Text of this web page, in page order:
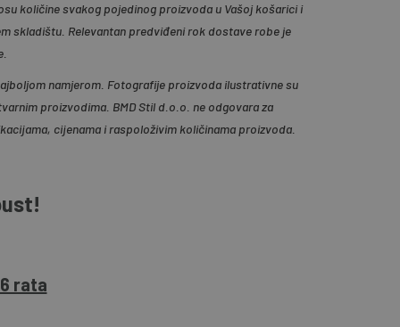
količine svakog pojedinog proizvoda u Vašoj košarici i
skladištu. Relevantan predviđeni rok dostave robe je
namjerom. Fotografije proizvoda ilustrativne su
proizvodima. BMD Stil d.o.o. ne odgovara za
cijenama i raspoloživim količinama proizvoda.
rata